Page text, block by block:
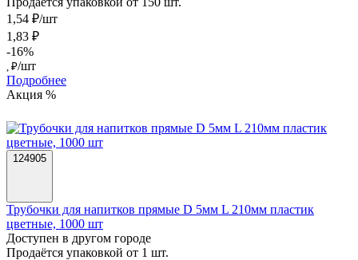
1,54 ₽/шт
1,83 ₽
-16%
, ₽/шт
Подробнее
Акция %
124905
Трубочки для напитков прямые D 5мм L 210мм пластик
цветные, 1000 шт
Доступен в другом городе
Продаётся упаковкой от 1 шт.